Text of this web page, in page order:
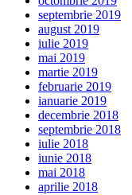
septembrie 2019
august 2019
iulie 2019
mai 2019
martie 2019
februarie 2019
ianuarie 2019
decembrie 2018
septembrie 2018
iulie 2018
iunie 2018
mai 2018
aprilie 2018